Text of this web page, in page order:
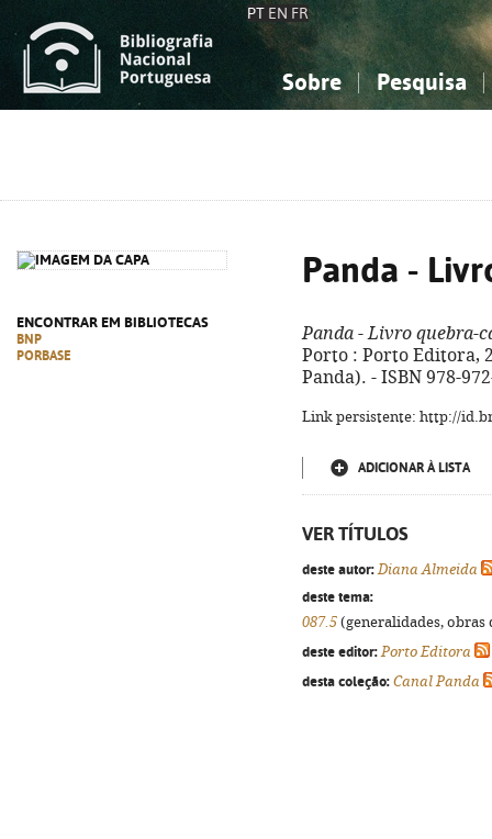
PT EN FR
Sobre Pesquisa
ENCONTRAR EM BIBLIOTECAS
BNP
PORBASE
Panda -
Panda - Livro quebra-
Porto : Porto Editora,
Panda). - ISBN 978-
Link persistente: http://
ADICIONAR À LISTA
VER TÍTULOS
deste autor: Diana Almeida
deste tema:
087.5 (generalidades,
deste editor: Porto Editora
desta coleção: Canal Panda